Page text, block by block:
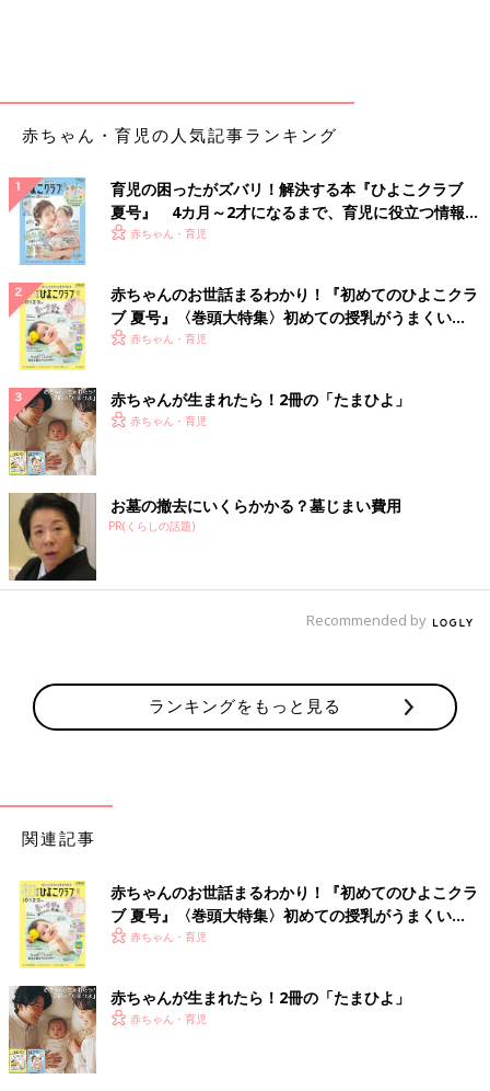
ーキはキャラクターのケーキを注文したり、ケーキをイベントの
山場のビッグな演出として使います。 味は二の次になっても、
ホールケーキを選びます」
「ムードを盛り上げるものなのでホールケーキ派です。子どもは
喜びます！」
「わが家ではホールケーキ。誕生日の主役に合わせます。 好き
だろうが嫌いだろうが、主役が決めたケーキをみんなで食べま
す。主役の特別感を味わえますから」
「ホールケーキをカットする時もちゃんと等分になっているか、
フルーツの量は偏りがないか、わいわいするのが楽しいです。好
きなカットケーキを食べるより、同じケーキを分け合って食べる
ことを重視しているので」
になるケーキあるある、ありますよね～。
昨年のクリスマスはホールでしたか？カットでしたか？
どちらにせよ、家族でおいしいケーキを食べれば幸せな笑顔にな
誕生会。日本とはけた違いの大規模さに
驚きと緊張が解けず…
シンガポールで3歳と11カ月の子ども２人と生
ありました。
末まで）の投稿からの抜粋です。
す。
※記事の内容は記事執筆当時の情報であり、現在と異なる場合が
あります。
赤ちゃん・育児の人気記事ランキング
育児の困ったがズバリ！解決する本『ひよこクラブ
夏号』 4カ月～2才になるまで、育児に役立つ情報が
いっぱい！
赤ちゃん・育児
赤ちゃんのお世話まるわかり！『初めてのひよこクラ
ブ 夏号』〈巻頭大特集〉初めての授乳がうまくい
く！ おっぱい・ミルクの基本と夏のトラブル 解決テ
赤ちゃん・育児
赤ちゃんが生まれたら！2冊の「たまひよ」
赤ちゃん・育児
お墓の撤去にいくらかかる？墓じまい費用
PR(くらしの話題)
Recommended by
ランキングをもっと見る
関連記事
赤ちゃんのお世話まるわかり！『初めてのひよこクラ
ブ 夏号』〈巻頭大特集〉初めての授乳がうまくい
く！ おっぱい・ミルクの基本と夏のトラブル 解決テ
赤ちゃん・育児
赤ちゃんが生まれたら！2冊の「たまひよ」
赤ちゃん・育児